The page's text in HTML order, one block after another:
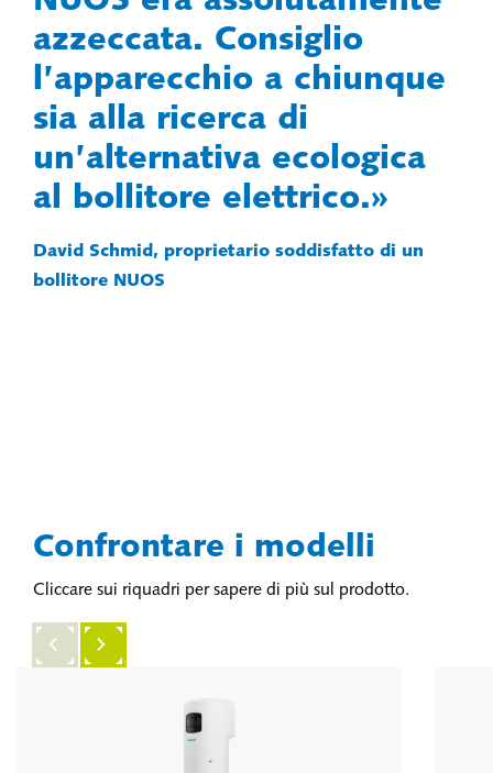
azzeccata. Consiglio
l’apparecchio a chiunque
sia alla ricerca di
un’alternativa ecologica
al bollitore elettrico.
David Schmid, proprietario soddisfatto di un
bollitore NUOS
Confrontare i modelli
Cliccare sui riquadri per sapere di più sul prodotto.